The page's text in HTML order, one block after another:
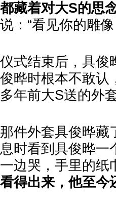
都藏着对大S的思念
说：“看见你的雕
仪式结束后，具俊
俊晔时根本不敢认
多年前大S送的外套
那件外套具俊晔藏
息时看到具俊晔一
一边哭，手里的纸
看得出来，他至今